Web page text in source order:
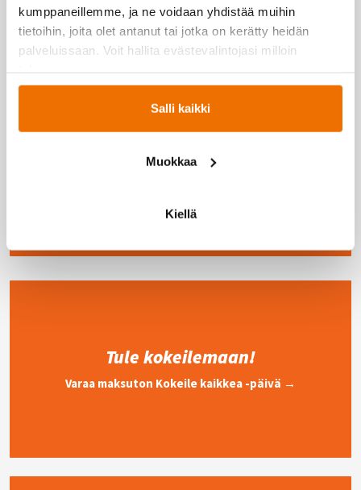
kumppaneillemme, ja ne voidaan yhdistää muihin
tietoihin, joita olet antanut tai jotka on kerätty heidän
palveluissaan. Voit hallita evästevalintojasi milloin
Salli kaikki
Muokkaa
Kiellä
Kaikki tämä käytössäsi vain yhdellä jäsenyydellä –
lue lisää Hukan palveluistatäältä!
Liity jäseneksi
Tule kokeilemaan!
Varaa maksuton Kokeile kaikkea -päivä →